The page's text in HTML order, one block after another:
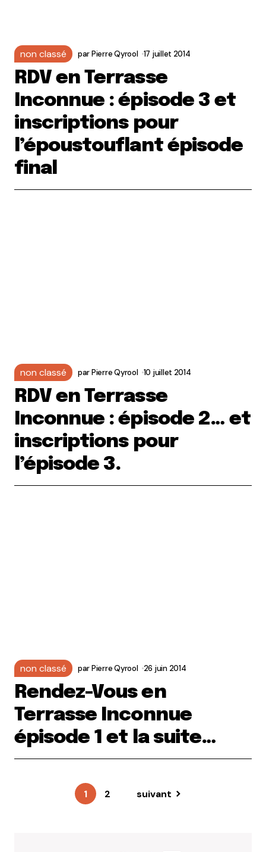
non classé parPierre Qyrool 17 juillet 2014
RDV en Terrasse
Inconnue : épisode 3 et
inscriptions pour
l’époustouflant épisode
final
non classé parPierre Qyrool 10 juillet 2014
RDV en Terrasse
Inconnue : épisode 2… et
inscriptions pour
l’épisode 3.
non classé parPierre Qyrool 26 juin 2014
Rendez-Vous en
Terrasse Inconnue
épisode 1 et la suite…
1 2 suivant